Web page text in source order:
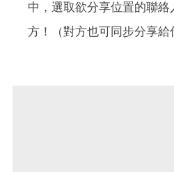
中，選取欲分享位置的聯
方！（對方也可同步分享給